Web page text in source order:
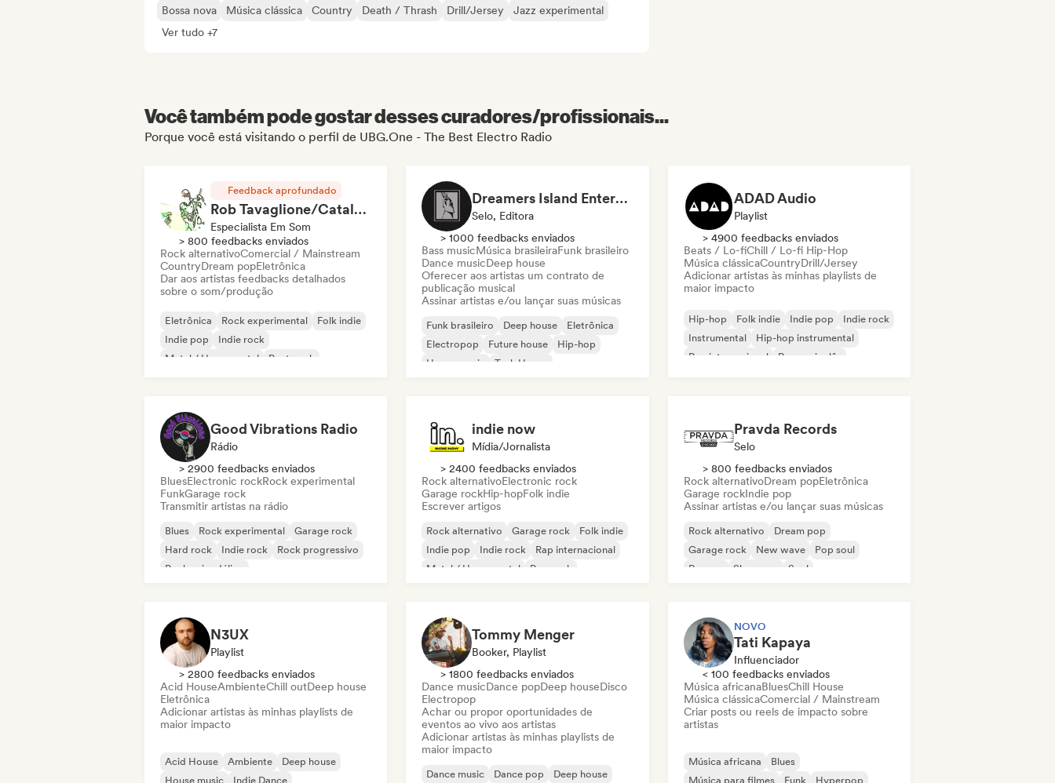
Bossa nova Música clássica Country Death / Thrash Drill/Jersey
Jazz experimental
Ver tudo +7
Você também pode gostar desses curadores/profissionais...
Porque você está visitando o perfil de UBG.One - The Best Electro Radio
Feedback aprofundado
Rob Tavaglione/Catalyst Recording
Especialista Em Som
> 800 feedbacks enviados
Rock alternativoComercial / Mainstream
CountryDream popEletrônica
Dar aos artistas feedbacks detalhados
sobre o som/produção
Eletrônica Rock experimental
Folk indie
Indie pop
Indie rock
Metal / Heavy metal
Post punk
Dreamers Island Entertainment
Selo, Editora
> 1000 feedbacks enviados
Bass musicMúsica brasileiraFunk brasileiro
Dance musicDeep house
Oferecer aos artistas um contrato de
publicação musical
Assinar artistas e/ou lançar suas músicas
Funk brasileiro Deep house
Eletrônica
Electropop
Future house
Hip-hop
House music
Tech House
ADAD Audio
Playlist
> 4900 feedbacks enviados
Beats / Lo-fiChill / Lo-fi Hip-Hop
Música clássicaCountryDrill/Jersey
Adicionar artistas às minhas playlists de
maior impacto
Hip-hop Folk indie Indie pop
Indie rock
Instrumental
Hip-hop instrumental
Rap internacional
Rap em inglês
Good Vibrations Radio
Rádio
> 2900 feedbacks enviados
BluesElectronic rockRock experimental
FunkGarage rock
Transmitir artistas na rádio
Blues Rock experimental
Garage rock
Hard rock
Indie rock
Rock progressivo
Rock psicodélico
indie now
Mídia/Jornalista
> 2400 feedbacks enviados
Rock alternativoElectronic rock
Garage rockHip-hopFolk indie
Escrever artigos
Rock alternativo Garage rock
Folk indie
Indie pop
Indie rock
Rap internacional
Metal / Heavy metal
Pop rock
Pravda Records
Selo
> 800 feedbacks enviados
Rock alternativoDream popEletrônica
Garage rockIndie pop
Assinar artistas e/ou lançar suas músicas
Rock alternativo
Dream pop
Garage rock
New wave
Pop soul
Reggae
Shoegaze Soul
N3UX
Playlist
> 2800 feedbacks enviados
Acid HouseAmbienteChill outDeep house
Eletrônica
Adicionar artistas às minhas playlists de
maior impacto
Acid House Ambiente
Deep house
House music
Indie Dance
Tommy Menger
Booker, Playlist
> 1800 feedbacks enviados
Dance musicDance popDeep houseDisco
Electropop
Achar ou propor oportunidades de
eventos ao vivo aos artistas
Adicionar artistas às minhas playlists de
maior impacto
Dance music Dance pop Deep house
NOVO
Tati Kapaya
Influenciador
< 100 feedbacks enviados
Música africanaBluesChill House
Música clássicaComercial / Mainstream
Criar posts ou reels de impacto sobre
artistas
Música africana
Blues
Música para filmes
Funk Hyperpop